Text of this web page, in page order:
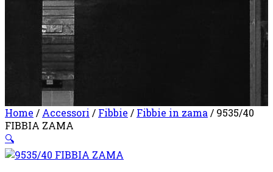
Home / Accessori / Fibbie / Fibbie in zama / 9535/40
FIBBIA ZAMA
🔍